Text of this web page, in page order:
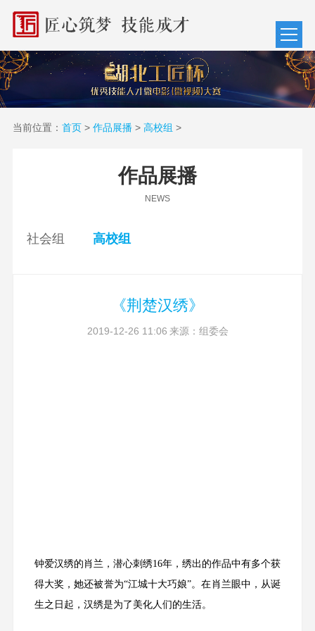
当前位置： 首页 > 作品展播> 高校组 >
作品展播
NEWS
社会组 高校组
《荆楚汉绣》
2019-12-26 11:06 来源：组委会
钟爱汉绣的肖兰，潜心刺绣16年，绣出的作品中有多个获
得大奖，她还被誉为“江城十大巧娘”。在肖兰眼中，从诞
生之日起，汉绣是为了美化人们的生活。